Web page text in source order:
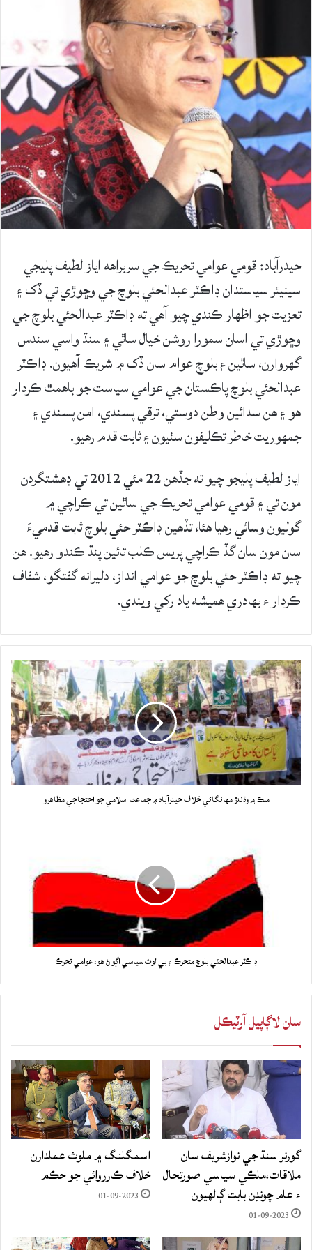
حيدرآباد: قومي عوامي تحريڪ جي سربراھه اياز لطيف پليجي
سينيئر سياستدان ڊاڪٽر عبدالحئي بلوچ جي وڇوڙي تي ڏک ۽
تعزيت جو اظھار ڪندي چيو آهي ته ڊاڪٽر عبدالحئي بلوچ جي
وڇوڙي تي اسان سمورا روشن خيال ساٿي ۽ سنڌ واسي سندس
گھروارن، ساٿين ۽ بلوچ عوام سان ڏک ۾ شريڪ آھيون. ڊاڪٽر
عبدالحئي بلوچ پاڪستان جي عوامي سياست جو باھمٿ ڪردار
ھو ۽ ھن سدائين وطن دوستي، ترقي پسندي، امن پسندي ۽
جمھوريت خاطر تڪليفون سٺيون ۽ ثابت قدم رھيو.
اياز لطيف پليجو چيو ته جڏھن 22 مئي 2012 تي ڊھشتگردن
مون تي ۽ قومي عوامي تحريڪ جي ساٿين تي ڪراچي ۾
گوليون وسائي رھيا ھئا، تڏھين ڊاڪٽر حئي بلوچ ثابت قدميءَ
سان مون سان گڏ ڪراچي پريس ڪلب تائين پنڌ ڪندو رھيو. ھن
چيو ته ڊاڪٽر حئي بلوچ جو عوامي انداز، دليرانه گفتگو، شفاف
ڪردار ۽ بھادري ھميشه ياد رکي ويندي.
ملڪ ۾ وڌندڙ مهانگائي خلاف حيدرآباد ۾ جماعت اسلامي جو احتجاجي مظاهرو
ڊاڪٽر عبدالحئي بلوچ متحرڪ ۽ بي لوث سياسي اڳواڻ ھو: عوامي تحرڪ
سان لاڳاپيل آرٽيڪل
گورنر سنڌ جي نوازشريف سان
ملاقات،ملڪي سياسي صورتحال
۽ عام چونڊن بابت ڳالهيون
01-09-2023
اسمگلنگ ۾ ملوث عملدارن
خلاف ڪارروائي جو حڪم
01-09-2023